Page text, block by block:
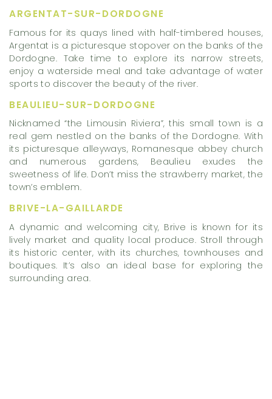
ARGENTAT-SUR-DORDOGNE
Famous for its quays lined with half-timbered houses,
Argentat is a picturesque stopover on the banks of the
Dordogne. Take time to explore its narrow streets,
enjoy a waterside meal and take advantage of water
sports to discover the beauty of the river.
BEAULIEU-SUR-DORDOGNE
Nicknamed “the Limousin Riviera”, this small town is a
real gem nestled on the banks of the Dordogne. With
its picturesque alleyways, Romanesque abbey church
and numerous gardens, Beaulieu exudes the
sweetness of life. Don’t miss the strawberry market, the
town’s emblem.
BRIVE-LA-GAILLARDE
A dynamic and welcoming city, Brive is known for its
lively market and quality local produce. Stroll through
its historic center, with its churches, townhouses and
boutiques. It’s also an ideal base for exploring the
surrounding area.